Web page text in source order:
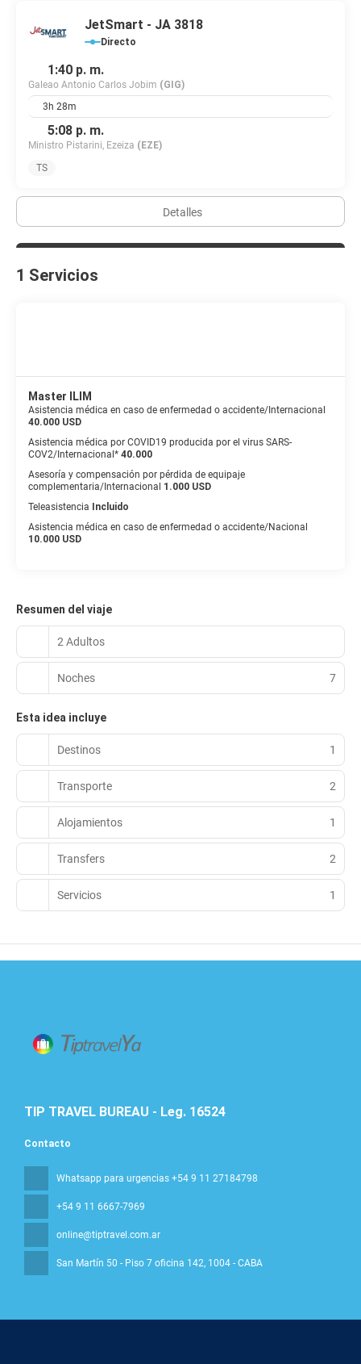
JetSmart - JA 3818
Directo
1:40 p. m.
Galeao Antonio Carlos Jobim (GIG)
3h 28m
5:08 p. m.
Ministro Pistarini, Ezeiza (EZE)
TS
Detalles
1 Servicios
Master ILIM
Asistencia médica en caso de enfermedad o accidente/Internacional
40.000 USD
Asistencia médica por COVID19 producida por el virus SARS-
COV2/Internacional* 40.000
Asesoría y compensación por pérdida de equipaje
complementaria/Internacional 1.000 USD
Teleasistencia
Incluido
Asistencia médica en caso de enfermedad o accidente/Nacional
10.000 USD
Resumen del viaje
2 Adultos
Noches 7
Esta idea incluye
Destinos 1
Transporte 2
Alojamientos 1
Transfers 2
Servicios 1
TIP TRAVEL BUREAU - Leg. 16524
Contacto
Whatsapp para urgencias +54 9 11 27184798
+54 9 11 6667-7969
online@tiptravel.com.ar
San Martín 50 - Piso 7 oficina 142, 1004 - CABA